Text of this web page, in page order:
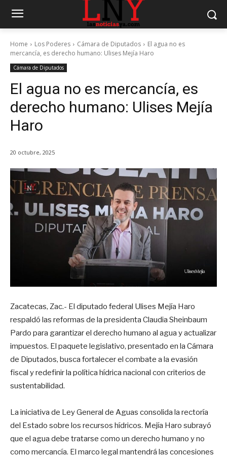
Home Los Poderes Cámara de Diputados
El agua no es
mercancía, es derecho humano: Ulises Mejía Haro
Cámara de Diputados
El agua no es mercancía, es
derecho humano: Ulises Mejía
Haro
20 octubre, 2025
Zacatecas, Zac.- El diputado federal Ulises Mejía Haro
respaldó las reformas de la presidenta Claudia Sheinbaum
Pardo para garantizar el derecho humano al agua y actualizar
impuestos. El paquete legislativo, presentado en la Cámara
de Diputados, busca fortalecer el combate a la evasión
fiscal y redefinir la política hídrica nacional con criterios de
sustentabilidad.
La iniciativa de Ley General de Aguas consolida la rectoría
del Estado sobre los recursos hídricos. Mejía Haro subrayó
que el agua debe tratarse como un derecho humano y no
como mercancía. El marco legal mantendrá las concesiones